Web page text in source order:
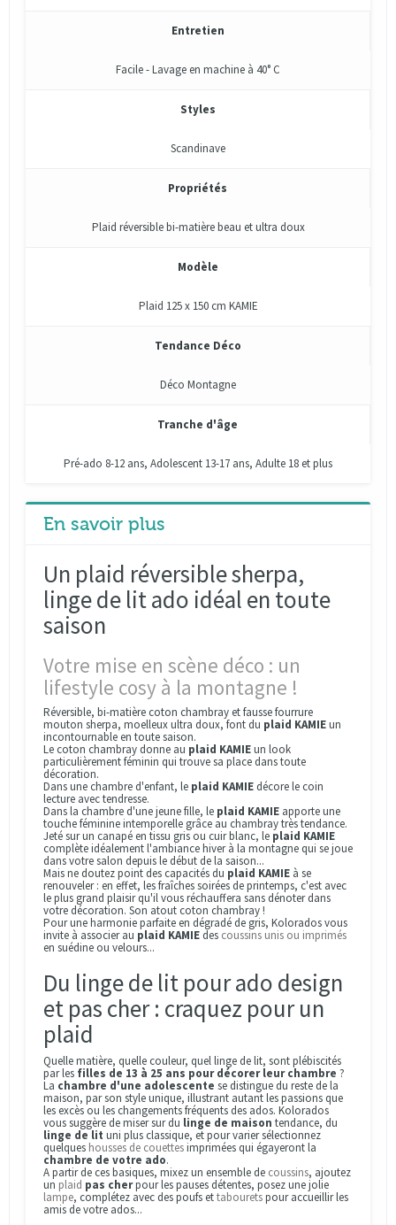
Entretien
Facile - Lavage en machine à 40° C
Styles
Scandinave
Propriétés
Plaid réversible bi-matière beau et ultra doux
Modèle
Plaid 125 x 150 cm KAMIE
Tendance Déco
Déco Montagne
Tranche d'âge
Pré-ado 8-12 ans, Adolescent 13-17 ans, Adulte 18 et plus
En savoir plus
Un plaid réversible sherpa,
linge de lit ado idéal en toute
saison
Votre mise en scène déco : un
lifestyle cosy à la montagne !
Réversible, bi-matière coton chambray et fausse fourrure
mouton sherpa, moelleux ultra doux, font du plaid KAMIEun
incontournable en toute saison.
Le coton chambray donne au plaid KAMIEun look
particulièrement féminin qui trouve sa place dans toute
décoration.
Dans une chambre d'enfant, le plaid KAMIE décore le coin
lecture avec tendresse.
Dans la chambre d'une jeune fille, le plaid KAMIE apporte une
touche féminine intemporelle grâce au chambray très tendance.
Jeté sur un canapé en tissu gris ou cuir blanc, le plaid KAMIE
complète idéalement l'ambiance hiver à la montagne qui se joue
dans votre salon depuis le début de la saison...
Mais ne doutez point des capacités du plaid KAMIE à se
renouveler : en effet, les fraîches soirées de printemps, c'est avec
le plus grand plaisir qu'il vous réchauffera sans dénoter dans
votre décoration. Son atout coton chambray !
Pour une harmonie parfaite en dégradé de gris, Kolorados vous
invite à associer au plaid KAMIE des coussins unis ou imprimés
en suédine ou velours...
Du linge de lit pour ado design
et pas cher : craquez pour un
plaid
Quelle matière, quelle couleur, quel linge de lit, sont plébiscités
par les filles de 13 à 25 ans pour décorer leur chambre ?
La chambre d'une adolescente se distingue du reste de la
maison, par son style unique, illustrant autant les passions que
les excès ou les changements fréquents des ados. Kolorados
vous suggère de miser sur du linge de maison tendance, du
linge de lit uni plus classique, et pour varier sélectionnez
quelques housses de couettesimprimées qui égayeront la
chambre de votre ado.
A partir de ces basiques, mixez un ensemble de coussins, ajoutez
un plaid pas cherpour les pauses détentes, posez une jolie
lampe, complétez avec des poufs ettabouretspour accueillir les
amis de votre ados...